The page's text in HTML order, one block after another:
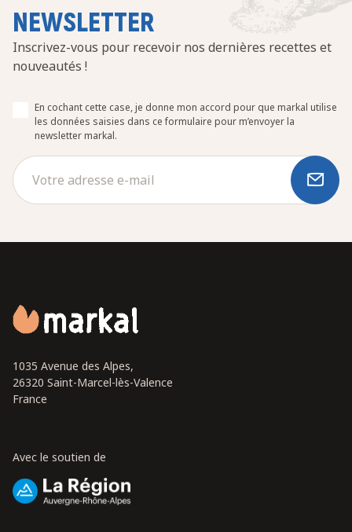
NEWSLETTER
Inscrivez-vous pour recevoir nos dernières recettes et
nouveautés !
En cochant cette case, je donne mon accord pour que markal utilise
les données saisies dans ce formulaire pour m’envoyer la
newsletter markal.
1035 Avenue des Alpes,
26320 Saint-Marcel-lès-Valence
France
Avec le soutien de